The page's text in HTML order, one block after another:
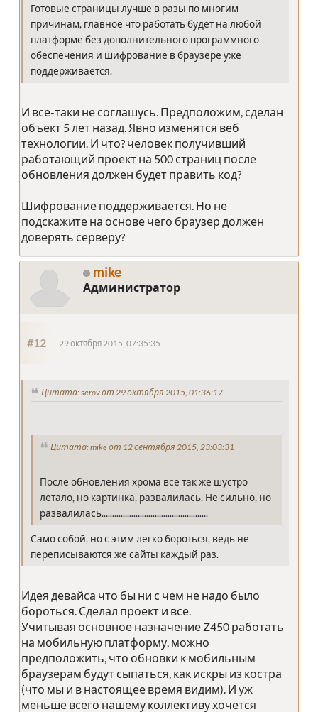
Готовые страницы лучше в разы по многим
причинам, главное что работать будет на любой
платформе без дополнительного программного
обеспечения и шифрование в браузере уже
поддерживается.
И все-таки не соглашусь. Предположим, сделан
объект 5 лет назад. Явно изменятся веб
технологии. И что? человек получивший
работающий проект на 500 страниц после
обновления должен будет править код?
Шифрование поддерживается. Но не
подскажите на основе чего браузер должен
доверять серверу?
mike
Администратор
#12 29 октября 2015, 07:35:35
Цитата: serov от 29 октября 2015, 01:36:17
Цитата: mike от 12 сентября 2015, 23:03:31
После обновления хрома все так же шустро
летало, но картинка, развалилась. Не сильно, но
развалилась..................................................
Само собой, но с этим легко бороться, ведь не
переписываются же сайты каждый раз.
Идея девайса что бы ни с чем не надо было
бороться. Сделал проект и все.
Учитывая основное назначение Z450 работать
на мобильную платформу, можно
предположить, что обновки к мобильным
браузерам будут сыпаться, как искры из костра
(что мы и в настоящее время видим). И уж
меньше всего нашему коллективу хочется